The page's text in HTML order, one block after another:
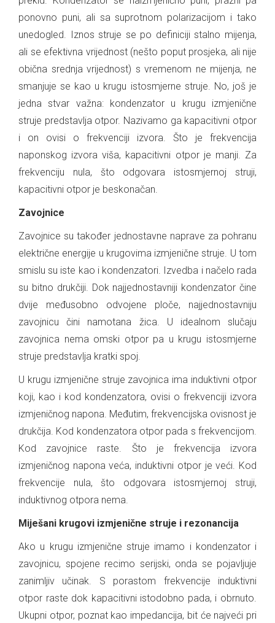
ponovno puni, ali sa suprotnom polarizacijom i tako
unedogled. Iznos struje se po definiciji stalno mijenja,
ali se efektivna vrijednost (nešto poput prosjeka, ali nije
obična srednja vrijednost) s vremenom ne mijenja, ne
smanjuje se kao u krugu istosmjerne struje. No, još je
jedna stvar važna: kondenzator u krugu izmjenične
struje predstavlja otpor. Nazivamo ga kapacitivni otpor
i on ovisi o frekvenciji izvora. Što je frekvencija
naponskog izvora viša, kapacitivni otpor je manji. Za
frekvenciju nula, što odgovara istosmjernoj struji,
kapacitivni otpor je beskonačan.
Zavojnice
Zavojnice su također jednostavne naprave za pohranu
električne energije u krugovima izmjenične struje. U tom
smislu su iste kao i kondenzatori. Izvedba i načelo rada
su bitno drukčiji. Dok najjednostavniji kondenzator čine
dvije međusobno odvojene ploče, najjednostavniju
zavojnicu čini namotana žica. U idealnom slučaju
zavojnica nema omski otpor pa u krugu istosmjerne
struje predstavlja kratki spoj.
U krugu izmjenične struje zavojnica ima induktivni otpor
koji, kao i kod kondenzatora, ovisi o frekvenciji izvora
izmjeničnog napona. Međutim, frekvencijska ovisnost je
drukčija. Kod kondenzatora otpor pada s frekvencijom.
Kod zavojnice raste. Što je frekvencija izvora
izmjeničnog napona veća, induktivni otpor je veći. Kod
frekvencije nula, što odgovara istosmjernoj struji,
induktivnog otpora nema.
Miješani krugovi izmjenične struje i rezonancija
Ako u krugu izmjenične struje imamo i kondenzator i
zavojnicu, spojene recimo serijski, onda se pojavljuje
zanimljiv učinak. S porastom frekvencije induktivni
otpor raste dok kapacitivni istodobno pada, i obrnuto.
Ukupni otpor, poznat kao impedancija, bit će najveći pri